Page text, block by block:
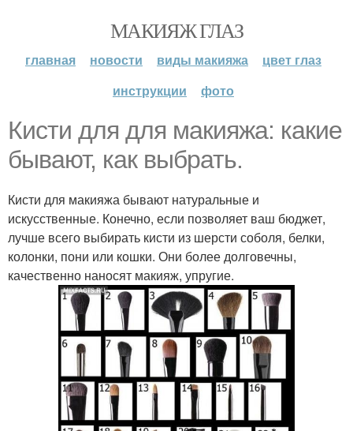
МАКИЯЖ ГЛАЗ
главная новости виды макияжа
цвет глаз
инструкции
фото
Кисти для для макияжа: какие
бывают, как выбрать.
Кисти для макияжа бывают натуральные и
искусственные. Конечно, если позволяет ваш бюджет,
лучше всего выбирать кисти из шерсти соболя, белки,
колонки, пони или кошки. Они более долговечны,
качественно наносят макияж, упругие.